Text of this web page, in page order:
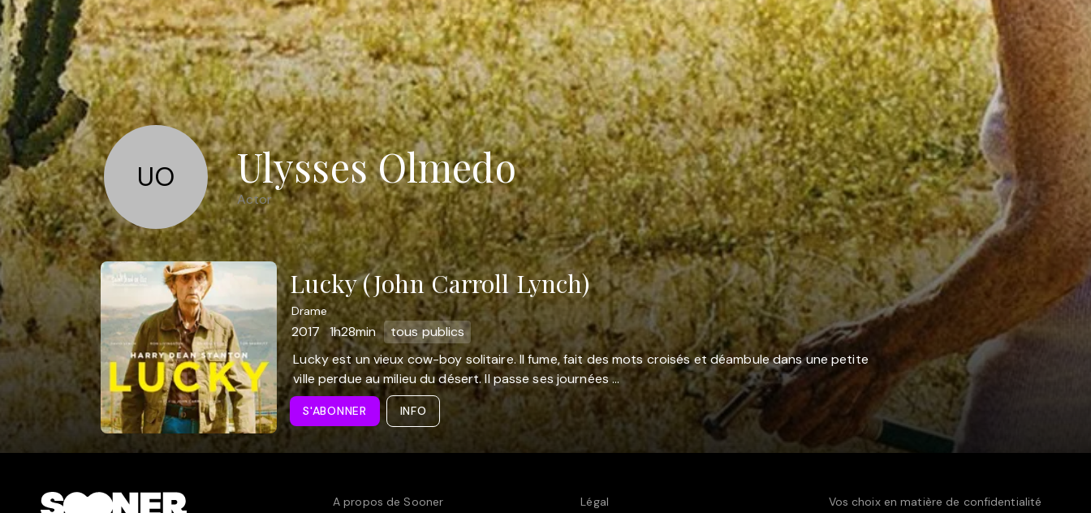
UO Ulysses Olmedo
Actor
Lucky (John Carroll Lynch)
Drame
2017 1h28min
tous publics
Lucky est un vieux cow-boy solitaire. Il fume, fait des mots croisés et déambule dans une petite
ville perdue au milieu du désert. Il passe ses journées ...
S'ABONNER INFO
A propos de Sooner Légal Vos choix en matière de confidentialité